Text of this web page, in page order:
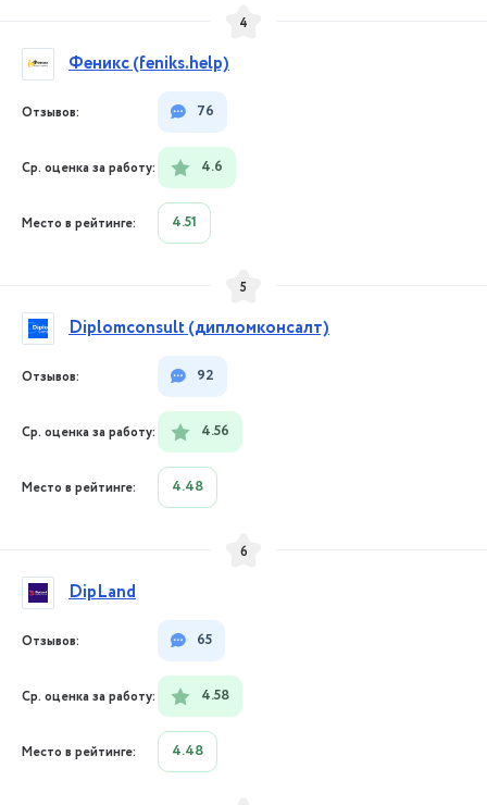
4
Феникс (feniks.help)
76
4.6
4.51
5
Diplomconsult (дипломконсалт)
92
4.56
4.48
6
DipLand
65
4.58
4.48